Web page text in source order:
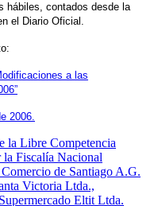
hábiles, contados desde la
el Diario Oficial.
a las
2006.
la Libre Competencia
la Fiscalía Nacional
de Santiago A.G.
Victoria Ltda.,
Eltit Ltda.